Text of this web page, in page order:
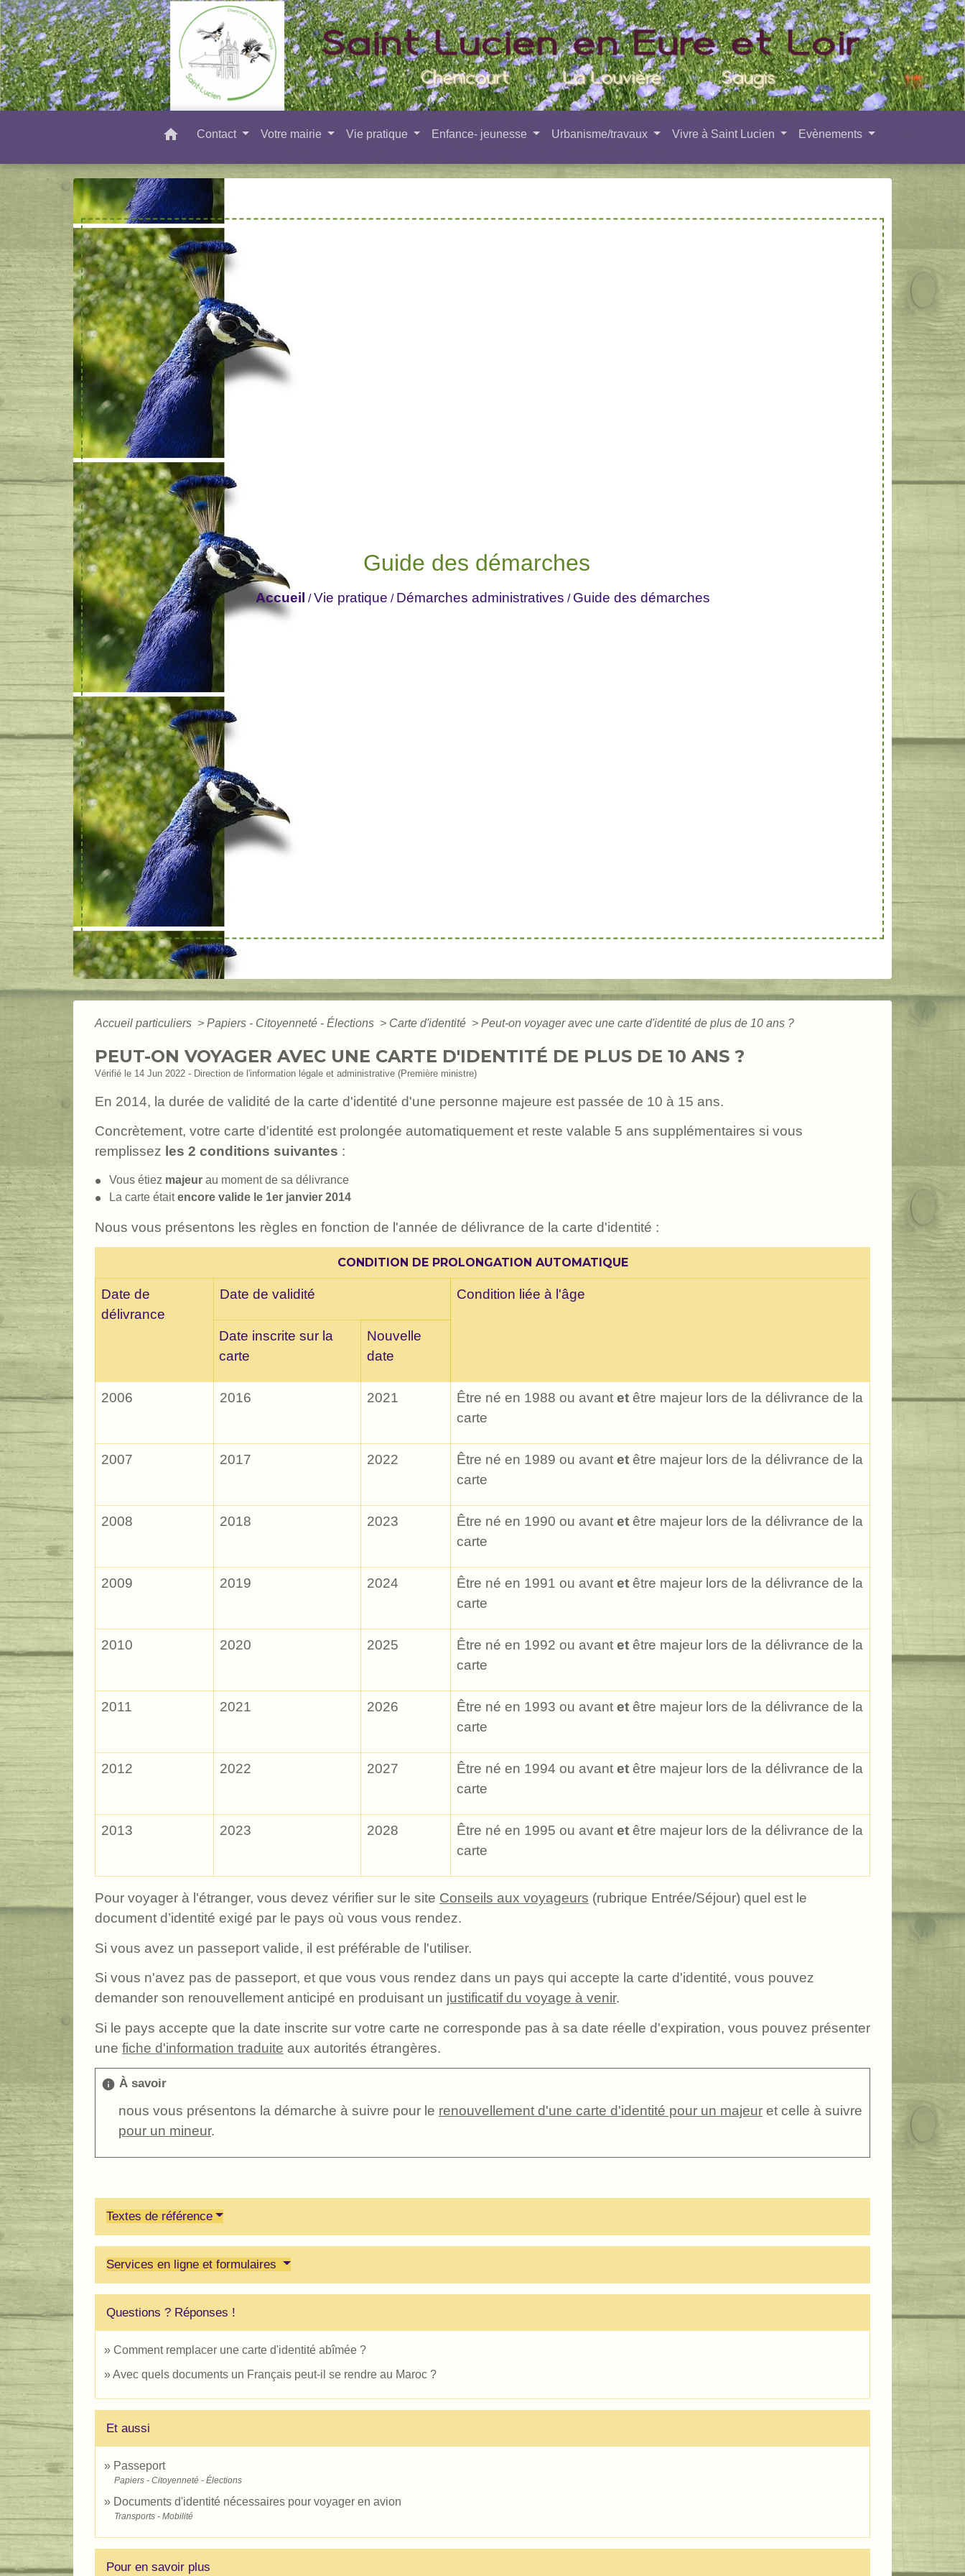
home Contact Votre mairie Vie pratique Enfance- jeunesse Urbanisme/travaux Vivre à Saint Lucien Evènements
Guide des démarches
Accueil /Vie pratique / Démarches administratives / Guide des démarches
Accueil particuliers > Papiers - Citoyenneté - Élections > Carte d'identité > Peut-on voyager avec une carte d'identité de plus de 10 ans ?
PEUT-ON VOYAGER AVEC UNE CARTE D'IDENTITÉ DE PLUS DE 10 ANS ?
Vérifié le 14 Jun 2022 - Direction de l'information légale et administrative (Première ministre)
En 2014, la durée de validité de la carte d'identité d'une personne majeure est passée de 10 à 15 ans.
Concrètement, votre carte d'identité est prolongée automatiquement et reste valable 5 ans supplémentaires si vous
remplissez les 2 conditions suivantes :
Vous étiez majeur au moment de sa délivrance
La carte étaitencore valide le 1er janvier 2014
Nous vous présentons les règles en fonction de l'année de délivrance de la carte d'identité :
CONDITION DE PROLONGATION AUTOMATIQUE
Date de
délivrance
Date de validité Condition liée à l'âge
Date inscrite sur la
carte
Nouvelle
date
2006 2016 2021 Être né en 1988 ou avant et être majeur lors de la délivrance de la
carte
2007 2017 2022 Être né en 1989 ou avant et être majeur lors de la délivrance de la
carte
2008 2018 2023 Être né en 1990 ou avant et être majeur lors de la délivrance de la
carte
2009 2019 2024 Être né en 1991 ou avant et être majeur lors de la délivrance de la
carte
2010 2020 2025 Être né en 1992 ou avant et être majeur lors de la délivrance de la
carte
2011 2021 2026 Être né en 1993 ou avant et être majeur lors de la délivrance de la
carte
2012 2022 2027 Être né en 1994 ou avant et être majeur lors de la délivrance de la
carte
2013 2023 2028 Être né en 1995 ou avant et être majeur lors de la délivrance de la
carte
Pour voyager à l'étranger, vous devez vérifier sur le site Conseils aux voyageurs (rubrique Entrée/Séjour) quel est le
document d’identité exigé par le pays où vous vous rendez.
Si vous avez un passeport valide, il est préférable de l'utiliser.
Si vous n'avez pas de passeport, et que vous vous rendez dans un pays qui accepte la carte d'identité, vous pouvez
demander son renouvellement anticipé en produisant un justificatif du voyage à venir.
Si le pays accepte que la date inscrite sur votre carte ne corresponde pas à sa date réelle d'expiration, vous pouvez présenter
une fiche d'information traduite aux autorités étrangères.
info À savoir
nous vous présentons la démarche à suivre pour le renouvellement d'une carte d'identité pour un majeur et celle à suivre
pour un mineur.
Textes de référence
Services en ligne et formulaires
Questions ? Réponses !
Comment remplacer une carte d'identité abîmée ?
Avec quels documents un Français peut-il se rendre au Maroc ?
Et aussi
Passeport
Papiers - Citoyenneté - Élections
Documents d'identité nécessaires pour voyager en avion
Transports - Mobilité
Pour en savoir plus